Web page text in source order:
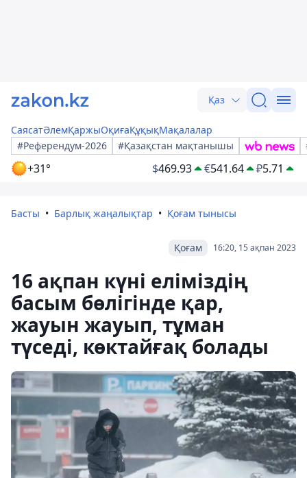
Қаз
СаясатӘлемҚаржыОқиғаҚұқықМақалалар
#Референдум-2026
#Қазақстан мақтанышы
+31° $469.93 €541.64 ₽5.71
Басты Барлық жаңалықтар Қоғам тынысы
16:20, 15 ақпан 2023
Қоғам
16 ақпан күні еліміздің
басым бөлігінде қар,
жауын жауып, тұман
түседі, көктайғақ болады